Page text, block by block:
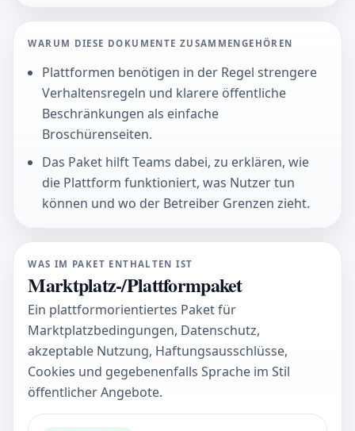
WARUM DIESE DOKUMENTE ZUSAMMENGEHÖREN
Plattformen benötigen in der Regel strengere
Verhaltensregeln und klarere öffentliche
Beschränkungen als einfache
Broschürenseiten.
Das Paket hilft Teams dabei, zu erklären, wie
die Plattform funktioniert, was Nutzer tun
können und wo der Betreiber Grenzen zieht.
WAS IM PAKET ENTHALTEN IST
Marktplatz-/Plattformpaket
Ein plattformorientiertes Paket für
Marktplatzbedingungen, Datenschutz,
akzeptable Nutzung, Haftungsausschlüsse,
Cookies und gegebenenfalls Sprache im Stil
öffentlicher Angebote.